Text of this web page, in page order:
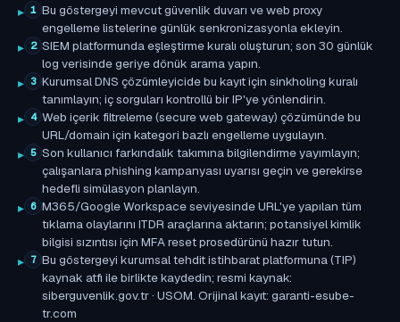
1 Bu göstergeyi mevcut güvenlik duvarı ve web proxy
engelleme listelerine günlük senkronizasyonla ekleyin.
2 SIEM platformunda eşleştirme kuralı oluşturun; son 30 günlük
log verisinde geriye dönük arama yapın.
3 Kurumsal DNS çözümleyicide bu kayıt için sinkholing kuralı
tanımlayın; iç sorguları kontrollü bir IP'ye yönlendirin.
4 Web içerik filtreleme (secure web gateway) çözümünde bu
URL/domain için kategori bazlı engelleme uygulayın.
5 Son kullanıcı farkındalık takımına bilgilendirme yayımlayın;
çalışanlara phishing kampanyası uyarısı geçin ve gerekirse
hedefli simülasyon planlayın.
6 M365/Google Workspace seviyesinde URL'ye yapılan tüm
tıklama olaylarını ITDR araçlarına aktarın; potansiyel kimlik
bilgisi sızıntısı için MFA reset prosedürünü hazır tutun.
7 Bu göstergeyi kurumsal tehdit istihbarat platformuna (TIP)
kaynak atfı ile birlikte kaydedin; resmi kaynak:
siberguvenlik.gov.tr · USOM. Orijinal kayıt: garanti-esube-
tr.com